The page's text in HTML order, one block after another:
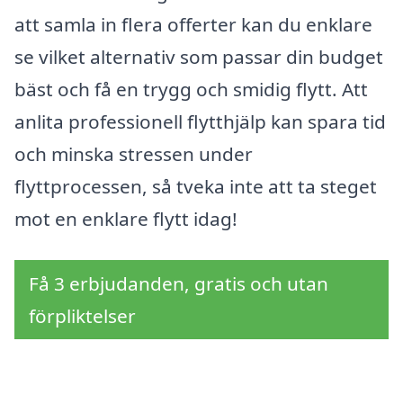
att samla in flera offerter kan du enklare
se vilket alternativ som passar din budget
bäst och få en trygg och smidig flytt. Att
anlita professionell flytthjälp kan spara tid
och minska stressen under
flyttprocessen, så tveka inte att ta steget
mot en enklare flytt idag!
Få 3 erbjudanden, gratis och utan
förpliktelser